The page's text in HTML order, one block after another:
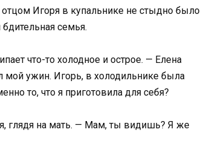
Игоря в купальнике не стыдно было
семья.
что-то холодное и острое. — Елена
мой ужин. Игорь, в холодильнике была
то, что я приготовила для себя?
глядя на мать. — Мам, ты видишь? Я же